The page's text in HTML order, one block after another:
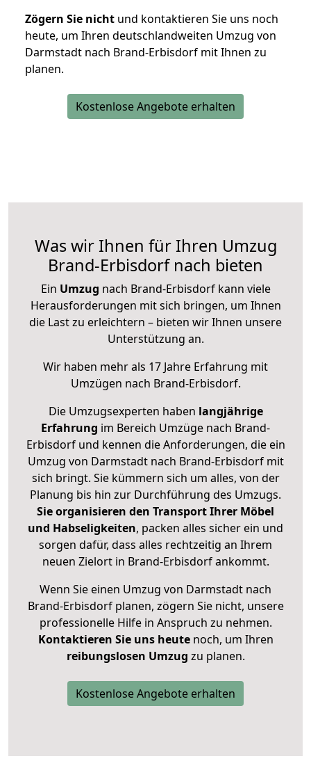
Zögern Sie nicht und kontaktieren Sie uns noch
heute, um Ihren deutschlandweiten Umzug von
Darmstadt nach Brand-Erbisdorf mit Ihnen zu
planen.
Kostenlose Angebote erhalten
Was wir Ihnen für Ihren Umzug
Brand-Erbisdorf nach bieten
Ein Umzug nach Brand-Erbisdorf kann viele
Herausforderungen mit sich bringen, um Ihnen
die Last zu erleichtern – bieten wir Ihnen unsere
Unterstützung an.
Wir haben mehr als 17 Jahre Erfahrung mit
Umzügen nach Brand-Erbisdorf.
Die Umzugsexperten haben langjährige
Erfahrung im Bereich Umzüge nach Brand-
Erbisdorf und kennen die Anforderungen, die ein
Umzug von Darmstadt nach Brand-Erbisdorf mit
sich bringt. Sie kümmern sich um alles, von der
Planung bis hin zur Durchführung des Umzugs.
Sie organisieren den Transport Ihrer Möbel
und Habseligkeiten, packen alles sicher ein und
sorgen dafür, dass alles rechtzeitig an Ihrem
neuen Zielort in Brand-Erbisdorf ankommt.
Wenn Sie einen Umzug von Darmstadt nach
Brand-Erbisdorf planen, zögern Sie nicht, unsere
professionelle Hilfe in Anspruch zu nehmen.
Kontaktieren Sie uns heutenoch, um Ihren
reibungslosen Umzug zu planen.
Kostenlose Angebote erhalten